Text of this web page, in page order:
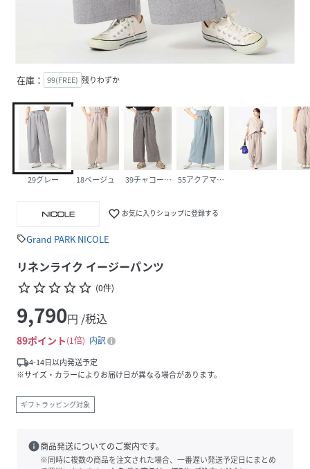
在庫： 99(FREE) 残りわずか
29グレー 18ベージュ 39チャコールグレー55アクアマリン
favorite_border お気に入りショップに登録する
sellGrand PARK NICOLE
リネンライク イージーパンツ
star_borderstar_borderstar_borderstar_borderstar_border (0件)
9,790円 /税込
89ポイント 1倍
内訳
local_shipping4-14日以内発送予定
※サイズ・カラーによりお届け日が異なる場合があります。
ギフトラッピング対象
info商品発送についてのご案内です。
※同時に複数の商品を注文された場合、一番遅い発送予定日にまとめ